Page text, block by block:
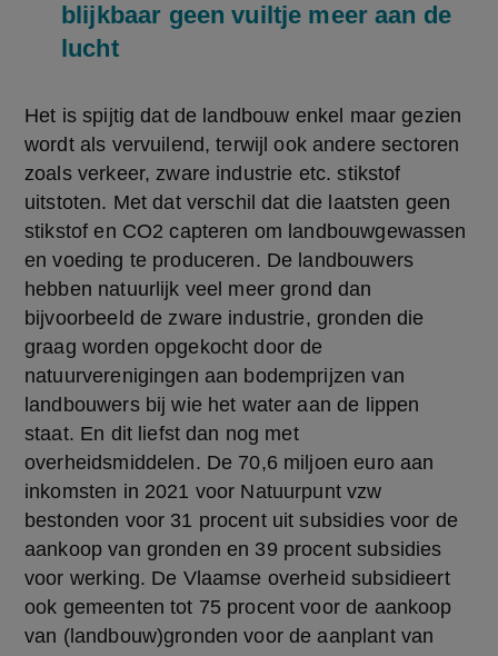
blijkbaar geen vuiltje meer aan de
lucht
Het is spijtig dat de landbouw enkel maar gezien
wordt als vervuilend, terwijl ook andere sectoren
zoals verkeer, zware industrie etc. stikstof
uitstoten. Met dat verschil dat die laatsten geen
stikstof en CO2 capteren om landbouwgewassen
en voeding te produceren. De landbouwers
hebben natuurlijk veel meer grond dan
bijvoorbeeld de zware industrie, gronden die
graag worden opgekocht door de
natuurverenigingen aan bodemprijzen van
landbouwers bij wie het water aan de lippen
staat. En dit liefst dan nog met
overheidsmiddelen. De 70,6 miljoen euro aan
inkomsten in 2021 voor Natuurpunt vzw
bestonden voor 31 procent uit subsidies voor de
aankoop van gronden en 39 procent subsidies
voor werking. De Vlaamse overheid subsidieert
ook gemeenten tot 75 procent voor de aankoop
van (landbouw)gronden voor de aanplant van